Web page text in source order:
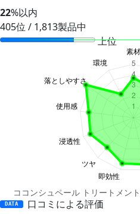
22%以内
405位 / 1,813製品中
上位
ココンシュペール トリートメン
DATA 口コミによる評価